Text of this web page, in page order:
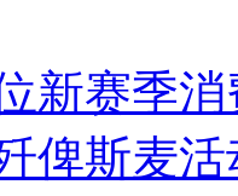
新赛季
俾斯麦